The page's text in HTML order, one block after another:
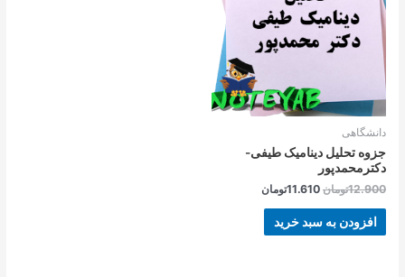
دانشگاهی
جزوه تحلیل دینامیک طیفی-
دکترمحمدپور
12.900تومان 11.610تومان
افزودن به سبد خرید